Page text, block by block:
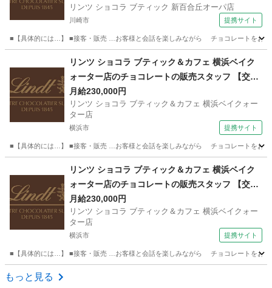
リンツ ショコラ ブティック 新百合丘オーパ店
川崎市 提携サイト
■【具体的には…】 ■接客・販売 …お客様と会話を楽しみながら チョコレートをおす
リンツ ショコラ ブティック＆カフェ 横浜ベイク
ォーター店のチョコレートの販売スタッフ 【交通
費支給】
月給230,000円
リンツ ショコラ ブティック＆カフェ 横浜ベイクォー
ター店
横浜市 提携サイト
■【具体的には…】 ■接客・販売 …お客様と会話を楽しみながら チョコレートをおす
リンツ ショコラ ブティック＆カフェ 横浜ベイク
ォーター店のチョコレートの販売スタッフ 【交通
費支給】
月給230,000円
リンツ ショコラ ブティック＆カフェ 横浜ベイクォー
ター店
横浜市 提携サイト
■【具体的には…】 ■接客・販売 …お客様と会話を楽しみながら チョコレートをおす
神奈川 横浜市
もっと見る